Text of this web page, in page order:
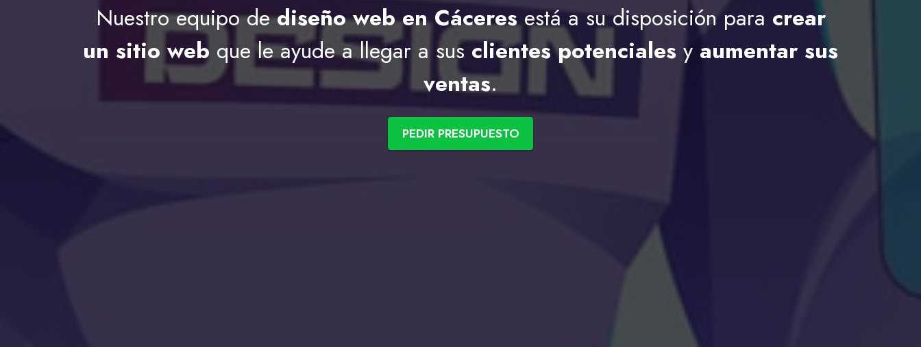
Nuestro equipo dediseño web en Cáceresestá a su disposición para crear
un sitio web que le ayude a llegar a susclientes potenciales y aumentar sus
ventas.
PEDIR PRESUPUESTO